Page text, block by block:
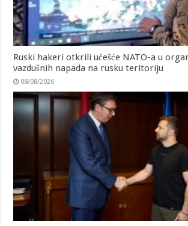
Ruski hakeri otkrili učešće NATO-a u
vazdušnih napada na rusku teritoriju
08/08/2026